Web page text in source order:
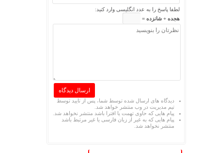
لطفا پاسخ را به عدد انگلیسی وارد کنید:
هجده + شانزده =
دیدگاه های ارسال شده توسط شما، پس از تایید توسط
تیم مدیریت در وب منتشر خواهد شد.
پیام هایی که حاوی تهمت یا افترا باشد منتشر نخواهد شد.
پیام هایی که به غیر از زبان فارسی یا غیر مرتبط باشد
منتشر نخواهد شد.